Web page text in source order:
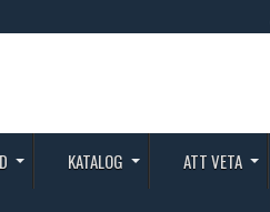
KATALOG ATT VETA